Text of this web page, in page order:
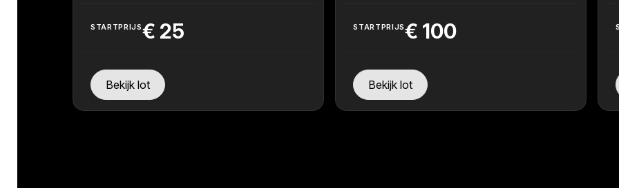
STARTPRIJS€ 25
Bekijk lot
STARTPRIJS€ 100
Bekijk lot